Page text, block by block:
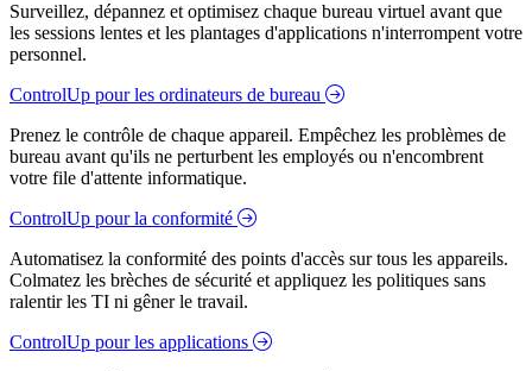
Surveillez, dépannez et optimisez chaque bureau virtuel avant que
les sessions lentes et les plantages d'applications n'interrompent votre
personnel.
ControlUp pour les ordinateurs de bureau
Prenez le contrôle de chaque appareil. Empêchez les problèmes de
bureau avant qu'ils ne perturbent les employés ou n'encombrent
votre file d'attente informatique.
ControlUp pour la conformité
Automatisez la conformité des points d'accès sur tous les appareils.
Colmatez les brèches de sécurité et appliquez les politiques sans
ralentir les TI ni gêner le travail.
ControlUp pour les applications